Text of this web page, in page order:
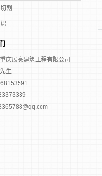
割
庆展亮建筑工程有限公司
生